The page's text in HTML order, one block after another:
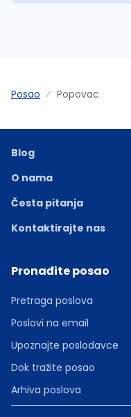
Posao Popovac
Blog
O nama
Česta pitanja
Kontaktirajte nas
Pronađite posao
Pretraga poslova
Poslovi na email
Upoznajte poslodavce
Dok tražite posao
Arhiva poslova